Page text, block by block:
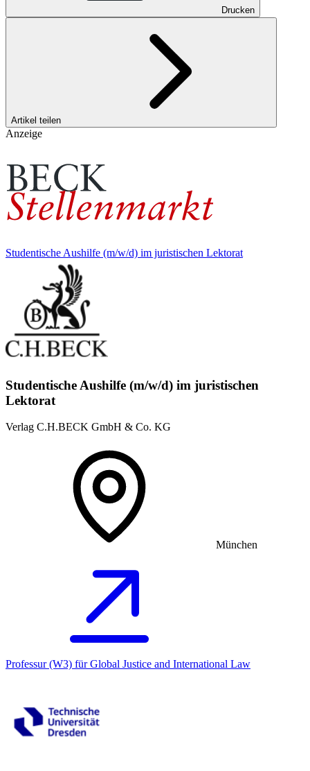
Drucken
Artikel teilen
Anzeige
Studentische Aushilfe (m/w/d) im juristischen Lektorat
Studentische Aushilfe (m/w/d) im juristischen
Lektorat
Verlag C.H.BECK GmbH & Co. KG
München
Professur (W3) für Global Justice and International Law